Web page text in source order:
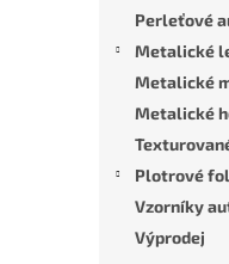
Perleťové
Metalické
Metalické
Metalické
Plotrové
Vzorníky
Výprodej